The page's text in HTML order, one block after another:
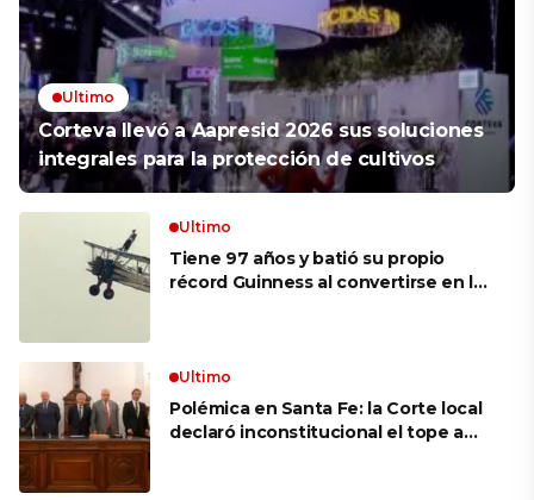
Ultimo
Corteva llevó a Aapresid 2026 sus soluciones
integrales para la protección de cultivos
Ultimo
Tiene 97 años y batió su propio
récord Guinness al convertirse en la
puedo’ no existen en mi vocabulario»
Ultimo
Polémica en Santa Fe: la Corte local
declaró inconstitucional el tope a